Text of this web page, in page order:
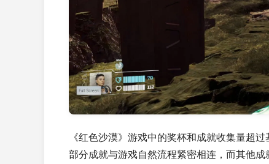
《红色沙漠》游戏中的奖杯和成就收集量超
部分成就与游戏自然流程紧密相连，而其他